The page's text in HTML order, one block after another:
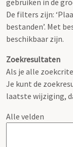
De filters zijn:
bestanden’. Met
beschikbaar zijn.
Zoekresultaten
Als je alle
Je kunt de
laatste wijziging,
Alle velden